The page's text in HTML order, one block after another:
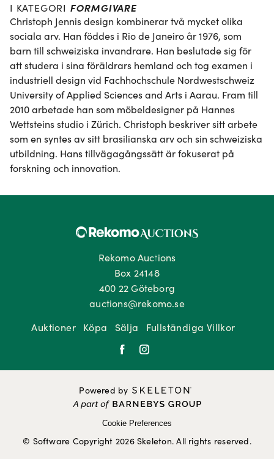
I KATEGORI FORMGIVARE
Christoph Jennis design kombinerar två mycket olika
sociala arv. Han föddes i Rio de Janeiro år 1976, som
barn till schweiziska invandrare. Han beslutade sig för
att studera i sina föräldrars hemland och tog examen i
industriell design vid Fachhochschule Nordwestschweiz
University of Applied Sciences and Arts i Aarau. Fram till
2010 arbetade han som möbeldesigner på Hannes
Wettsteins studio i Zürich. Christoph beskriver sitt arbete
som en syntes av sitt brasilianska arv och sin schweiziska
utbildning. Hans tillvägagångssätt är fokuserat på
forskning och innovation.
Rekomo Auctions
Box 24148
400 22 Göteborg
auctions@rekomo.se
Auktioner
Köpa Sälja Fullständiga Villkor
Powered by
Cookie Preferences
© Software Copyright 2026 Skeleton. All rights reserved.